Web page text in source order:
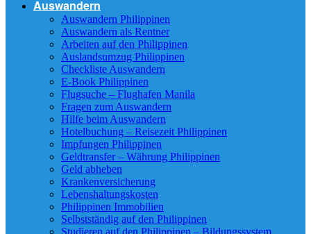
Auswandern
Auswandern Philippinen
Auswandern als Rentner
Arbeiten auf den Philippinen
Auslandsumzug Philippinen
Checkliste Auswandern
E-Book Philippinen
Flugsuche – Flughafen Manila
Fragen zum Auswandern
Hilfe beim Auswandern
Hotelbuchung – Reisezeit Philippinen
Impfungen Philippinen
Geldtransfer – Währung Philippinen
Geld abheben
Krankenversicherung
Lebenshaltungskosten
Philippinen Immobilien
Selbstständig auf den Philippinen
Studieren auf den Philippinen – Bildungssystem